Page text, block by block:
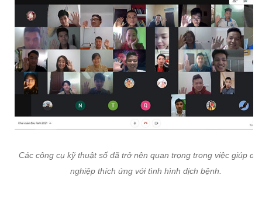
Các công cụ kỹ thuật số đã trở nên quan trọng trong việc giúp
nghiệp thích ứng với tình hình dịch bệnh.